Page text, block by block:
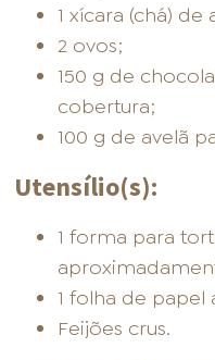
1 xícara (chá) de
2 ovos;
150 g de
cobertura;
100 g de avelã
Utensílio(s):
1 forma para
1 folha de papel
Feijões crus.